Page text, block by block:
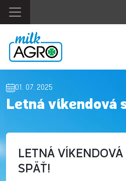
01. 07. 2025
Letná víkendová
LETNÁ
SPÄŤ!